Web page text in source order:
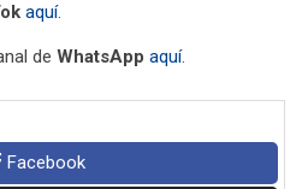
aquí.
deWhatsApp aquí.
Facebook